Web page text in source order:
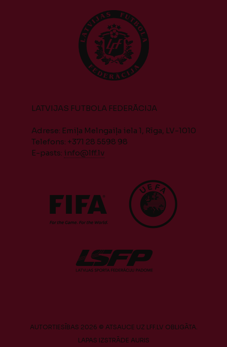
LATVIJAS FUTBOLA FEDERĀCIJA
Adrese: Emiļa Melngaiļa iela 1, Rīga, LV-1010
Telefons: +371 28 5598 98
E-pasts: info@lff.lv
AUTORTIESĪBAS 2026 © ATSAUCE UZ LFF.LV OBLIGĀTA.
LAPAS IZSTRĀDE AURIS